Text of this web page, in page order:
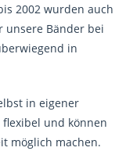
2002 wurden auch
unsere Bänder bei
in
in eigener
und können
möglich machen.